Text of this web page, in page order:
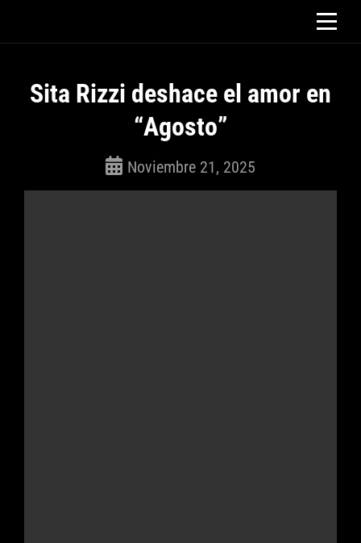
Sita Rizzi deshace el amor en
“Agosto”
Noviembre 21, 2025